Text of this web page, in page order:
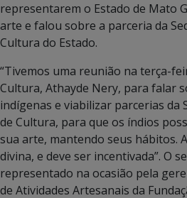
representarem o Estado de Mato
arte e falou sobre a parceria da
Cultura do Estado.
“Tivemos uma reunião na terça-
Cultura, Athayde Nery, para falar
indígenas e viabilizar parcerias da
de Cultura, para que os índios
sua arte, mantendo seus hábitos.
divina, e deve ser incentivada”. O
representado na ocasião pela
de Atividades Artesanais da